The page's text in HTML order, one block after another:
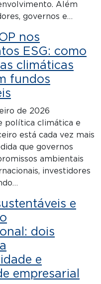
Além
governos e…
nos
ESG: como
climáticas
fundos
de 2026
política climática e
está cada vez mais
que governos
ambientais
investidores
e
dois
e
empresarial